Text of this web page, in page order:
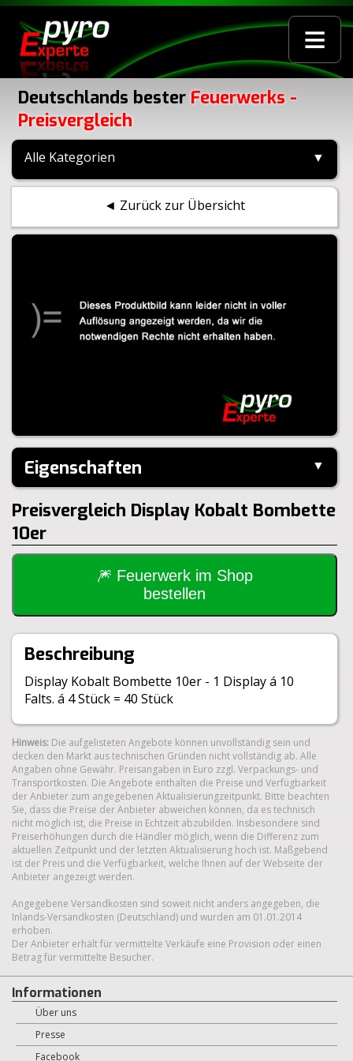
≡
Deutschlands bester Feuerwerks -
Preisvergleich
Alle Kategorien ▼
◄ Zurück zur Übersicht
Eigenschaften ▼
Hersteller:
Keller
Performance:
I-Shape
Inhalt je Pack:
40 Stück
Inhalt je VE:
20 Stück
49g
1.4S
Preisvergleich Display Kobalt Bombette
10er
🎆 Feuerwerk im Shop
bestellen
Beschreibung
Display Kobalt Bombette 10er - 1 Display á 10
Falts. á 4 Stück = 40 Stück
Hinweis: Die aufgelisteten Angebote können unvollständig sein und
decken den Markt aus technischen Gründen nicht vollständig ab. Alle
Angaben ohne Gewähr. Preisangaben in Euro zzgl. Verpackungs- und
Transportkosten. Die Angebote enthalten die Preise und Verfügbarkeit
der Anbieter zum angegebenen Aktualisierungzeitpunkt. Bitte beachten
Sie, dass die Preise der Anbieter abweichen können, da es technisch
nicht möglich ist, die Preise in Echtzeit abzubilden. Insbesondere sind
Preiserhöhungen durch die Händler möglich, wenn die Differenz zum
aktuellen Zeitpunkt und der letzten Aktualisierung hoch ist. Maßgebend
ist der Preis und die Verfügbarkeit, welche Ihnen auf der Webseite der
Anbieter angezeigt werden.
Angegebene Versandkosten sind soweit nicht anders angegeben, die
Inlands-Versandkosten (Deutschland) und wurden am 01.01.2014
erhoben.
Der Anbieter erhält für vermittelte Verkäufe eine Provision oder einen
Betrag für vermittelte Besucher.
Informationen
Über uns
Presse
Facebook